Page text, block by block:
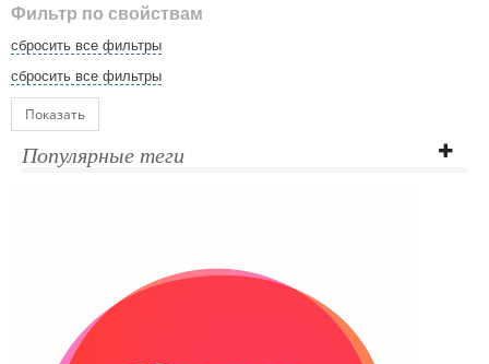
Фильтр по свойствам
сбросить все фильтры
сбросить все фильтры
Показать
Популярные теги